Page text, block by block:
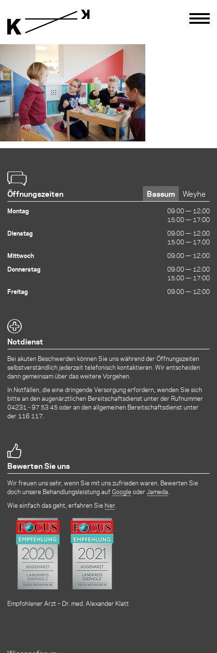
Öffnungszeiten Weyhe
Bassum
Montag
09:00 — 12:00
15:00 — 17:00
Dienstag
09:00 — 12:00
15:00 — 17:00
Mittwoch
09:00 — 12:00
Donnerstag
09:00 — 12:00
15:00 — 17:00
Freitag
09:00 — 12:00
Notdienst
Bei akuten Beschwerden können Sie uns während der Öffnungszeiten
selbstverständlich jederzeit telefonisch kontaktieren. Wir entscheiden
dann gemeinsam über das weitere Vorgehen.
In Notfällen, die eine dringende Versorgung erfordern, wenden Sie sich
bitte an den augenärztlichen Bereitschaftsdienst unter der Rufnummer
04231 - 97 53 45oder an den allgemeinen Bereitschaftsdienst unter
der 116 117.
Bewerten Sie uns
Wir freuen uns sehr, wenn Sie mit uns zufrieden waren. Bewerten Sie
doch unsere Behandlungsleistung aufGoogleoderJameda
Wie einfach das geht, erfahren Siehier.
Empfohlener Arzt – Dr. med. Alexander Klatt